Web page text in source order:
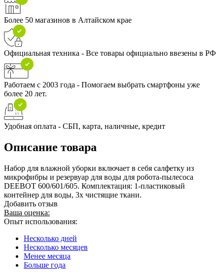
Более 50 магазинов в Алтайском крае
Официальная техника - Все товары официально ввезены в РФ
Работаем с 2003 года - Помогаем выбрать смартфоны уже
более 20 лет.
Удобная оплата - СБП, карта, наличные, кредит
Описание товара
Набор для влажной уборки включает в себя салфетку из
микрофибры и резервуар для воды для робота-пылесоса
DEEBOT 600/601/605. Комплектация: 1-пластиковый
контейнер для воды, 3х чистящие ткани.
Добавить отзыв
Ваша оценка:
Опыт использования:
Несколько дней
Несколько месяцев
Менее месяца
Больше года